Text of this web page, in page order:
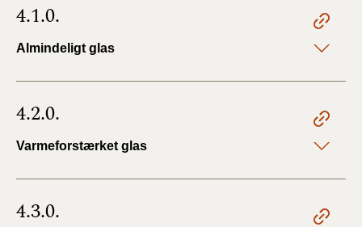
4.1.0.
Almindeligt glas
4.2.0.
Varmeforstærket glas
4.3.0.